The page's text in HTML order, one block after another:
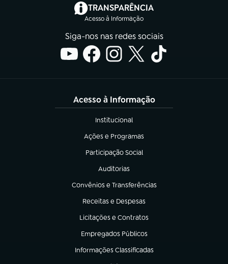
TRANSPARÊNCIA
Acesso à Informação
(abre em nova aba)
Siga-nos nas redes sociais
Acesso à Informação
Institucional
(abre em nova aba)
Ações e Programas
(abre em nova aba)
Participação Social
(abre em nova aba)
Auditorias
(abre em nova aba)
Convênios e Transferências
(abre em nova aba)
Receitas e Despesas
(abre em nova aba)
Licitações e Contratos
(abre em nova aba)
Empregados Públicos
(abre em nova aba)
Informações Classificadas
(abre em nova aba)